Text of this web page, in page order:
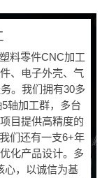
料零件CNC加工
、电子外壳、气
。我们拥有30多
轴加工群，多台
目提供高精度的
们还有一支6+年
化产品设计。多
心，以诚信为基